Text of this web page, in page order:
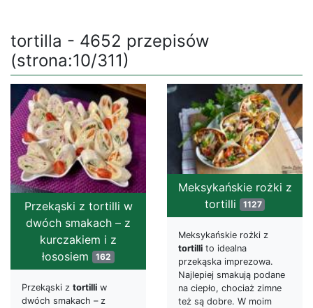
tortilla - 4652 przepisów
(strona:10/311)
Przekąski z tortilli w
dwóch smakach – z
kurczakiem i z
łososiem 162
Przekąski z tortilli w
dwóch smakach – z
Meksykańskie rożki z
tortilli
1127
Meksykańskie rożki z
tortilli to idealna
przekąska imprezowa.
Najlepiej smakują podane
na ciepło, chociaż zimne
też są dobre. W moim